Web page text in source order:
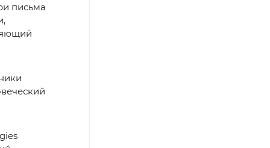
письма